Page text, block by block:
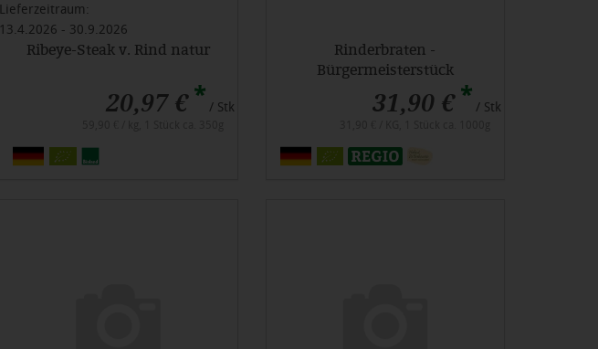
Lieferzeitraum:
13.4.2026 - 30.9.2026
Ribeye-Steak v. Rind natur
20,97 €* / Stk
Rinderbraten -
Bürgermeisterstück
31,90 €* / Stk